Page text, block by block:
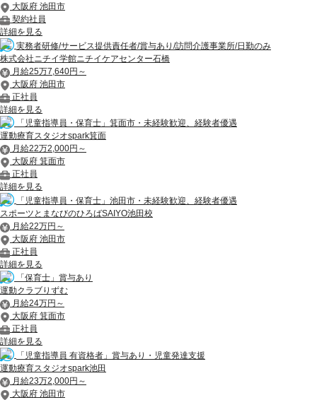
大阪府 池田市
契約社員
詳細を見る
実務者研修/サービス提供責任者/賞与あり/訪問介護事業所/日勤のみ
株式会社ニチイ学館ニチイケアセンター石橋
月給25万7,640円～
大阪府 池田市
正社員
詳細を見る
「児童指導員・保育士」箕面市・未経験歓迎、経験者優遇
運動療育スタジオspark箕面
月給22万2,000円～
大阪府 箕面市
正社員
詳細を見る
「児童指導員・保育士」池田市・未経験歓迎、経験者優遇
スポーツとまなびのひろばSAIYO池田校
月給22万円～
大阪府 池田市
正社員
詳細を見る
「保育士」賞与あり
運動クラブりずむ
月給24万円～
大阪府 箕面市
正社員
詳細を見る
「児童指導員 有資格者」賞与あり・児童発達支援
運動療育スタジオspark池田
月給23万2,000円～
大阪府 池田市